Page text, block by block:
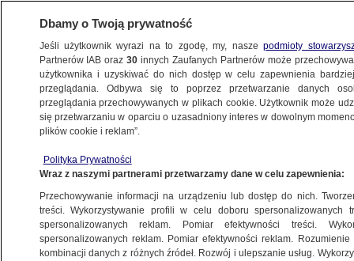
ŚWIAT
10.07.2017, 11:21
Udostępnij
Dbamy o Twoją prywatność
Jeśli użytkownik wyrazi na to zgodę, my, naszepodmioty
Partnerów IAB oraz30 innych Zaufanych Partnerów może
użytkownika i uzyskiwać do nich dostęp w celu zapewnienia
przeglądania. Odbywa się to poprzez przetwarzanie danych
przeglądania przechowywanych w plikach cookie. Użytkownik może
się przetwarzaniu w oparciu o uzasadniony interes w dowolnym
plików cookie i reklam”.
Polityka Prywatności
Wraz z naszymi partnerami przetwarzamy dane w celu zapewnienia:
Przechowywanie informacji na urządzeniu lub dostęp do nich.
treści. Wykorzystywanie profili w celu doboru spersonalizowanych
spersonalizowanych reklam. Pomiar efektywności treści.
spersonalizowanych reklam. Pomiar efektywności reklam.
kombinacji danych z różnych źródeł. Rozwój i ulepszanie usług.